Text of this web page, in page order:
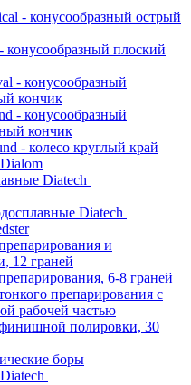
- конусообразный острый
конусообразный плоский
- конусообразный
кончик
- конусообразный
кончик
- колесо круглый край
Diatech
Diatech
и
12 граней
6-8 граней
препарирования с
рабочей частью
полировки, 30
боры